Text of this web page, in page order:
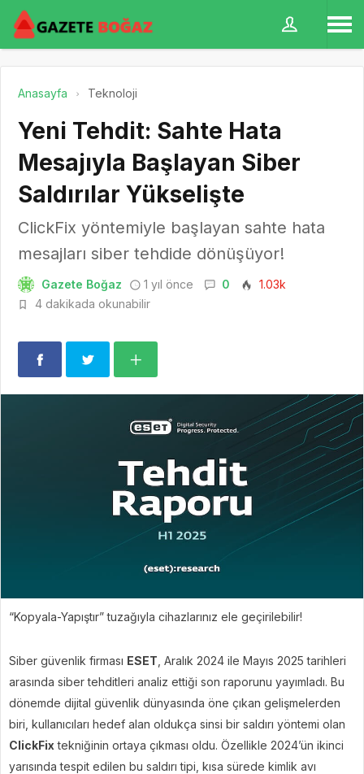
Anasayfa Teknoloji
Yeni Tehdit: Sahte Hata
Mesajıyla Başlayan Siber
Saldırılar Yükselişte
ClickFix yöntemiyle başlayan sahte hata
mesajları siber tehdide dönüşüyor!
Gazete Boğaz 1 yıl önce 0
1.03k
4 dakikada okunabilir
“Kopyala-Yapıştır” tuzağıyla cihazlarınız ele geçirilebilir!
Siber güvenlik firması ESET , Aralık 2024 ile Mayıs 2025 tarihleri
arasında siber tehditleri analiz ettiği son raporunu yayımladı. Bu
dönemde dijital güvenlik dünyasında öne çıkan gelişmelerden
biri, kullanıcıları hedef alan oldukça sinsi bir saldırı yöntemi olan
ClickFix tekniğinin ortaya çıkması oldu. Özellikle 2024’ün ikinci
yarısında tespit edilen bu saldırı tipi, kısa sürede kimlik avı